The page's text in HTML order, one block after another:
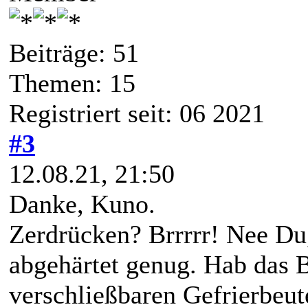
Beiträge: 51
Themen: 15
Registriert seit: 06 2021
#3
12.08.21, 21:50
Danke, Kuno.
Zerdrücken? Brrrrr! Nee
abgehärtet genug. Hab das
verschließbaren